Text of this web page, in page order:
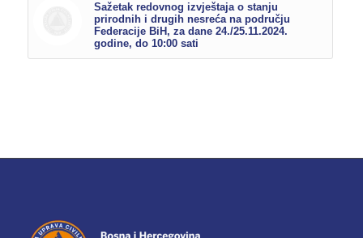
Sažetak redovnog izvještaja o stanju
prirodnih i drugih nesreća na području
Federacije BiH, za dane 24./25.11.2024.
godine, do 10:00 sati